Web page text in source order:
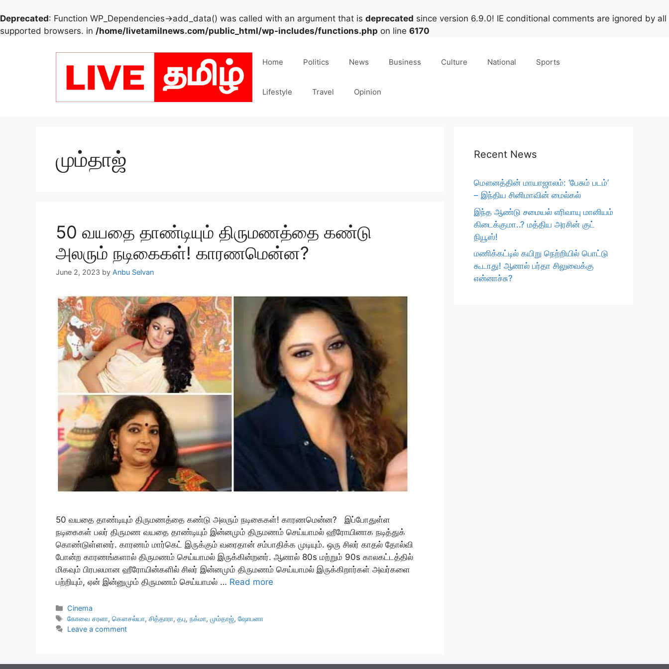
Deprecated: Function WP_Dependencies->add_data() was called with an argument that is deprecated since version 6.9.0! IE conditional comments are ignored by all
supported browsers. in /home/livetamilnews.com/public_html/wp-includes/functions.php on line 6170
Home Politics News Business Culture National Sports
Lifestyle Travel Opinion
மும்தாஜ்
50 வயதை தாண்டியும் திருமணத்தை கண்டு
அலரும் நடிகைகள்! காரணமென்ன?
June 2, 2023 by Anbu Selvan
50 வயதை தாண்டியும் திருமணத்தை கண்டு அலரும் நடிகைகள்! காரணமென்ன? இப்போதுள்ள
நடிகைகள் பலர் திருமண வயதை தாண்டியும் இன்னமும் திருமணம் செய்யாமல் ஹீரோயினாக நடித்துக்
கொண்டுள்ளனர். காரணம் மார்கெட் இருக்கும் வரைதான் சம்பாதிக்க முடியும். ஒரு சிலர் காதல் தோல்வி
போன்ற காரணங்களால் திருமணம் செய்யாமல் இருக்கின்றனர். ஆனால் 80s மற்றும் 90s காலகட்டத்தில்
மிகவும் பிரபலமான ஹீரோயின்களில் சிலர் இன்னமும் திருமணம் செய்யாமல் இருக்கிறார்கள் அவர்களை
பற்றியும், ஏன் இன்னுமும் திருமணம் செய்யாமல் … Read more
Categories
Cinema
Tags
கோவை சரளா,கௌசல்யா,சித்தாரா,தபு,நக்மா,மும்தாஜ்,ஷோபனா
Leave a comment
Recent News
மௌனத்தின் மாயாஜாலம்: ‘பேசும் படம்’
– இந்திய சினிமாவின் மைல்கல்
இந்த ஆண்டு சமையல் எரிவாயு மானியம்
கிடைக்குமா..? மத்திய அரசின் குட்
நியூஸ்!
மணிக்கட்டில் கயிறு நெற்றியில் பொட்டு
கூடாது! ஆனால் பர்தா சிலுவைக்கு
என்னாச்சு?